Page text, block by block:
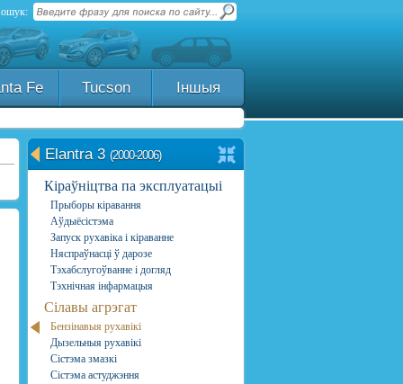
Fe Tucson Іншыя
Elantra 3 (2000-2006)
Кіраўніцтва па эксплуатацыі
Прыборы кіравання
Аўдыёсістэма
Запуск рухавіка і кіраванне
Няспраўнасці ў дарозе
Тэхабслугоўванне і догляд
Тэхнічная інфармацыя
Сілавы агрэгат
Бензінавыя рухавікі
Дызельныя рухавікі
Сістэма змазкі
Сістэма астуджэння